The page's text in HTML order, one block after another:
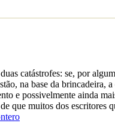
catástrofes: se, por
na base da brincadeira,
e possivelmente ainda
que muitos dos escritores